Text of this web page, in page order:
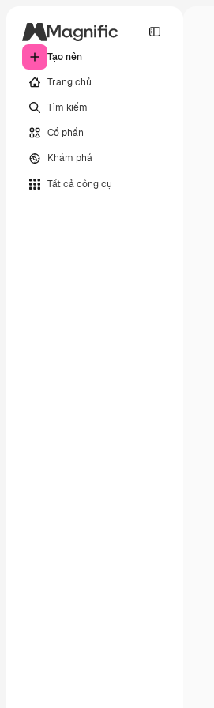
Tạo nên
Trang chủ
Tìm kiếm
Cổ phần
Khám phá
Tất cả công cụ